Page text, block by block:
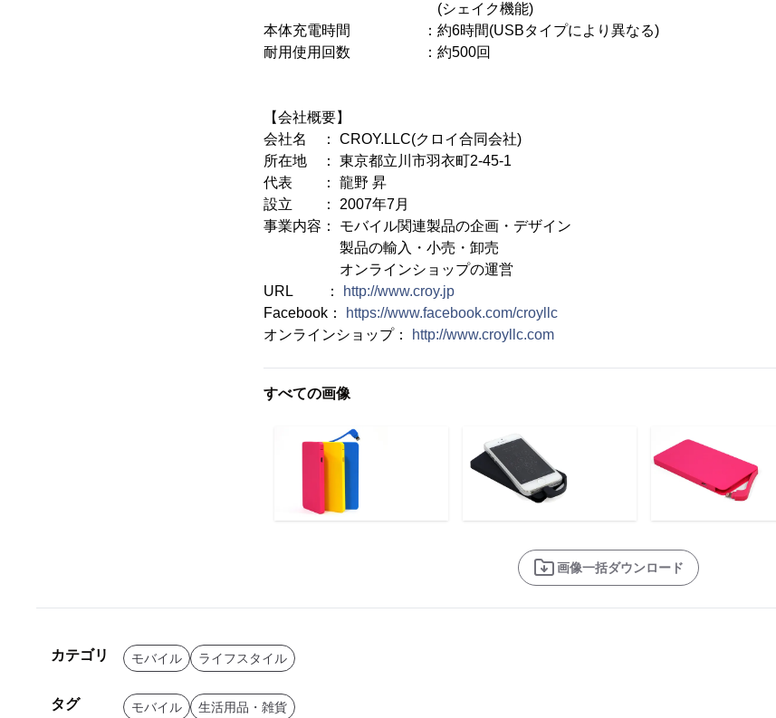
(シェイク機能)
本体充電時間 ：約6時間(USBタイプにより異なる)
耐用使用回数 ：約500回
【会社概要】
会社名 ： CROY.LLC(クロイ合同会社)
所在地 ： 東京都立川市羽衣町2-45-1
代表 ： 龍野 昇
設立 ： 2007年7月
事業内容： モバイル関連製品の企画・デザイン
製品の輸入・小売・卸売
オンラインショップの運営
URL ：
http://www.croy.jp
Facebook：
https://www.facebook.com/croyllc
オンラインショップ：
http://www.croyllc.com
すべての画像
画像一括ダウンロード
カテゴリ モバイル ライフスタイル
タグ モバイル 生活用品・雑貨